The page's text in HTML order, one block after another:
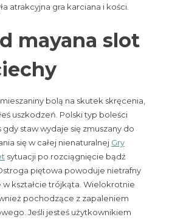
atrakcyjna gra karciana i kości.
mayana slot
bolą na skutek skręcenia,
uszkodzeń. Polski typ boleści
gdy staw wydaje się zmuszany do
się w całej nienaturalnej Gry
sytuacji po rozciągnięcie bądź
piętowa powoduje nietrafny
kształcie trójkąta. Wielokrotnie
pochodzące z zapaleniem
Jeśli jesteś użytkownikiem